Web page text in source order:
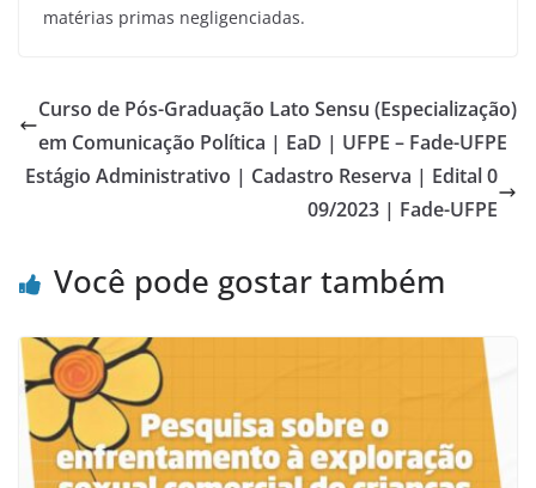
matérias primas negligenciadas.
Curso de Pós-Graduação Lato Sensu (Especialização)
em Comunicação Política | EaD | UFPE – Fade-UFPE
Estágio Administrativo | Cadastro Reserva | Edital 0
09/2023 | Fade-UFPE
Você pode gostar também